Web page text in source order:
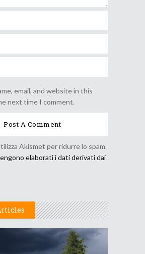
email, and website in this
next time I comment.
Akismet per ridurre lo spam.
elaborati i dati derivati dai